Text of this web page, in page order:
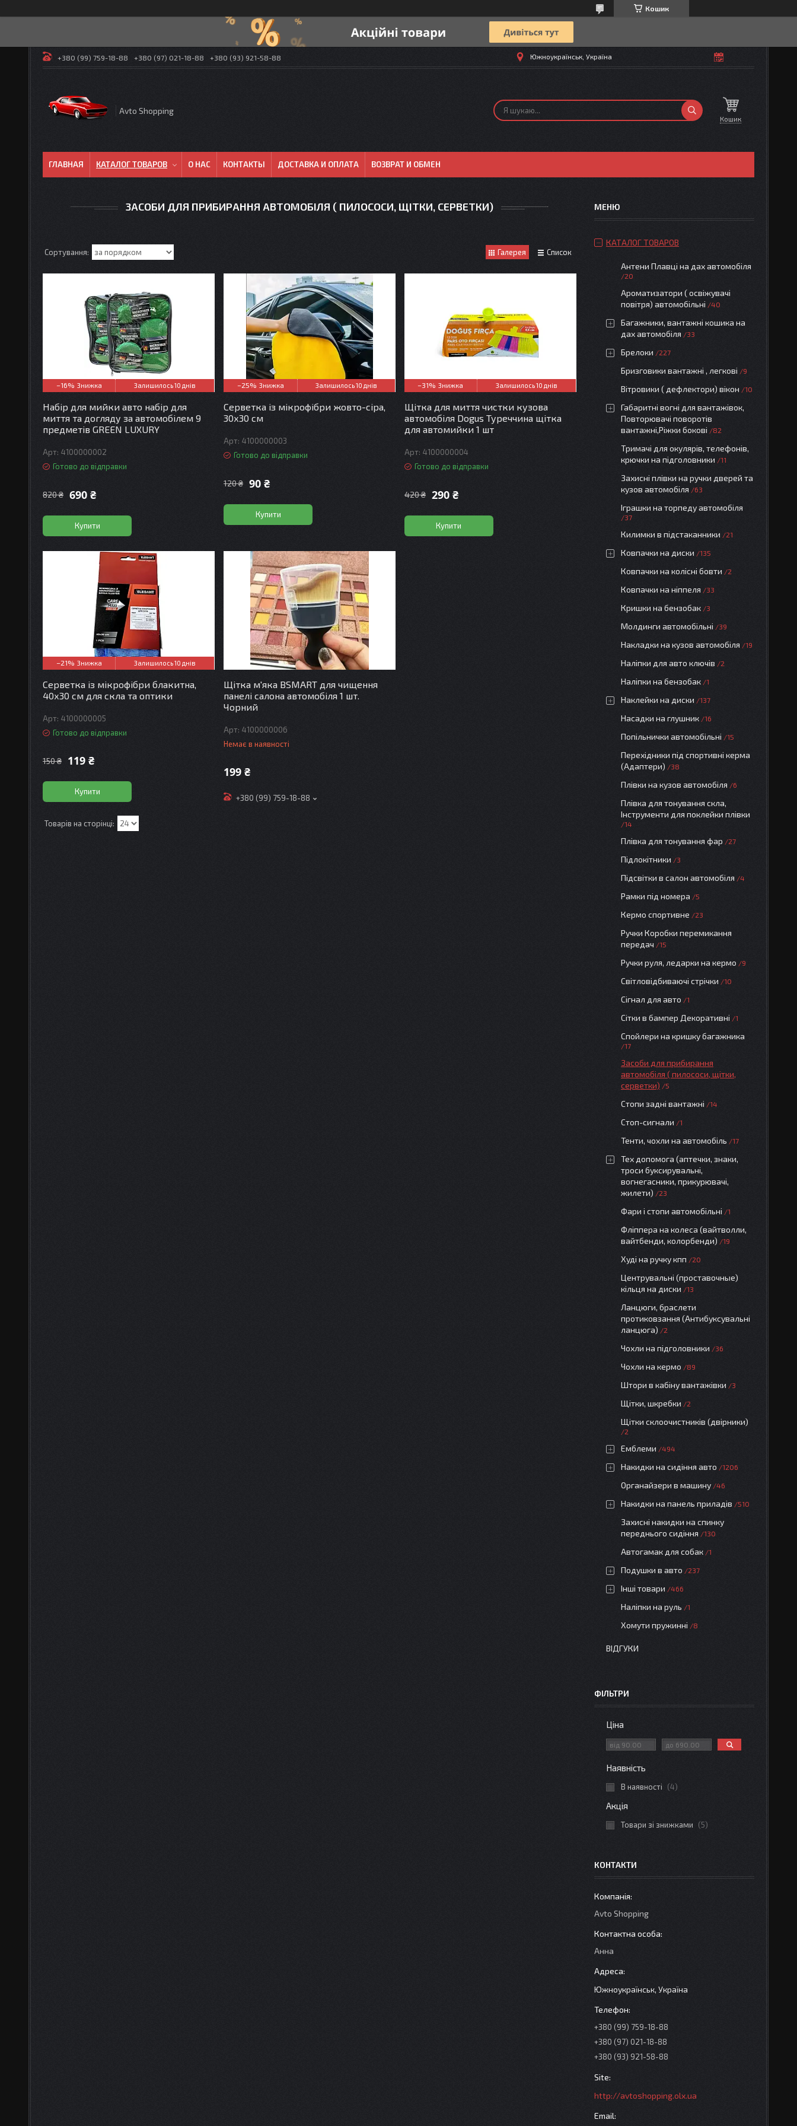
Кошик
+380 (99) 759-18-88 +380 (97) 021-18-88 +380 (93) 921-58-88 Южноукраїнськ, Україна
Avto Shopping
Кошик
ГЛАВНАЯ КАТАЛОГ ТОВАРОВ О НАС КОНТАКТЫ ДОСТАВКА И ОПЛАТА ВОЗВРАТ И ОБМЕН
ЗАСОБИ ДЛЯ ПРИБИРАННЯ АВТОМОБІЛЯ ( ПИЛОСОСИ, ЩІТКИ, СЕРВЕТКИ)
Галерея Список
–16% Залишилось 10 днів
Набір для мийки авто набір для
миття та догляду за автомобілем 9
предметів GREEN LUXURY
4100000002
Готово до відправки
820 ₴ 690 ₴
Купити
–25% Залишилось 10 днів
Серветка із мікрофібри жовто-сіра,
30х30 см
4100000003
Готово до відправки
120 ₴ 90 ₴
Купити
–31% Залишилось 10 днів
Щітка для миття чистки кузова
автомобіля Dogus Туреччина щітка
для автомийки 1 шт
4100000004
Готово до відправки
420 ₴ 290 ₴
Купити
–21% Залишилось 10 днів
Серветка із мікрофібри блакитна,
40х30 см для скла та оптики
4100000005
Готово до відправки
150 ₴ 119 ₴
Купити
Щітка м'яка BSMART для чищення
панелі салона автомобіля 1 шт.
Чорний
4100000006
Немає в наявності
199 ₴
+380 (99) 759-18-88
КАТАЛОГ ТОВАРОВ
Антени Плавці на дах автомобіля
20
Ароматизатори ( освіжувачі
повітря) автомобільні
40
Багажники, вантажні кошика на
дах автомобіля
33
Брелоки 227
Бризговики вантажні , легкові 9
Вітровики ( дефлектори) вікон 10
Габаритні вогні для вантажівок,
Повторювачі поворотів
вантажні,Ріжки бокові
82
Тримачі для окулярів, телефонів,
крючки на підголовники
11
Захисні плівки на ручки дверей та
кузов автомобіля
63
Іграшки на торпеду автомобіля
37
Килимки в підстаканники 21
Ковпачки на диски 135
Ковпачки на колісні бовти 2
Ковпачки на ніппеля 33
Кришки на бензобак 3
Молдинги автомобільні 39
Накладки на кузов автомобіля 19
Наліпки для авто ключів 2
Наліпки на бензобак 1
Наклейки на диски 137
Насадки на глушник 16
Попільнички автомобільні 15
Перехідники під спортивні керма
(Адаптери)
38
Плівки на кузов автомобіля 6
Плівка для тонування скла,
Інструменти для поклейки плівки
14
Плівка для тонування фар 27
Підлокітники 3
Підсвітки в салон автомобіля 4
Рамки під номера 5
Кермо спортивне 23
Ручки Коробки перемикання
передач
15
Ручки руля, ледарки на кермо 9
Світловідбиваючі стрічки 10
Сігнал для авто 1
Сітки в бампер Декоративні 1
Спойлери на кришку багажника
17
Засоби для прибирання
автомобіля ( пилососи, щітки,
серветки)
5
Стопи задні вантажні 14
Стоп-сигнали 1
Тенти, чохли на автомобіль 17
Тех допомога (аптечки, знаки,
троси буксирувальні,
вогнегасники, прикурювачі,
жилети)
23
Фари і стопи автомобільні 1
Фліппера на колеса (вайтволли,
вайтбенди, колорбенди)
19
Худі на ручку кпп 20
Центрувальні (проставочные)
кільця на диски
13
Ланцюги, браслети
протиковзання (Антибуксувальні
ланцюга)
2
Чохли на підголовники 36
Чохли на кермо 89
Штори в кабіну вантажівки 3
Щітки, шкребки 2
Щітки склоочистників (двірники)
2
Емблеми 494
Накидки на сидіння авто 1206
Органайзери в машину 46
Накидки на панель приладів 510
Захисні накидки на спинку
переднього сидіння
130
Автогамак для собак 1
Подушки в авто 237
Інші товари 466
Наліпки на руль 1
Хомути пружинні 8
ВІДГУКИ
ФІЛЬТРИ
Ціна
Наявність
В наявності 4
Акція
Товари зі знижками 5
КОНТАКТИ
Avto Shopping
Анна
Южноукраїнськ, Україна
+380 (99) 759-18-88
+380 (97) 021-18-88
+380 (93) 921-58-88
http://avtoshopping.olx.ua